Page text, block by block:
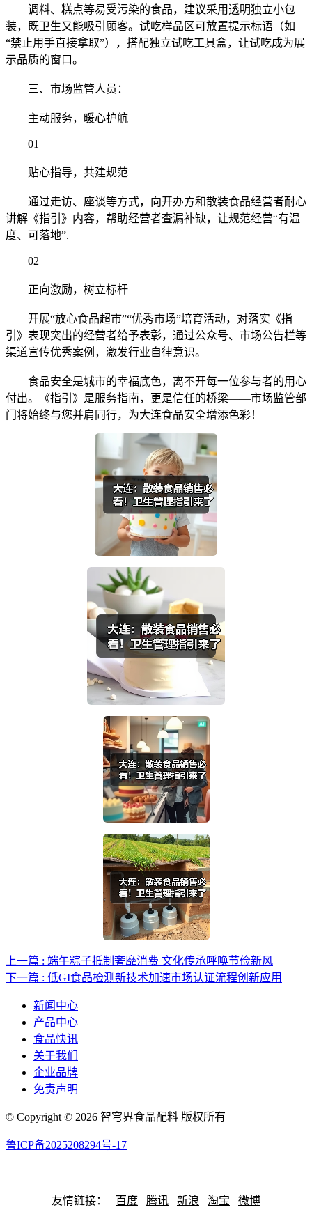
调料、糕点等易受污染的食品，建议采用透明独立小包
装，既卫生又能吸引顾客。试吃样品区可放置提示标语（如
“禁止用手直接拿取”），搭配独立试吃工具盒，让试吃成为展
示品质的窗口。
三、市场监管人员：
主动服务，暖心护航
01
贴心指导，共建规范
通过走访、座谈等方式，向开办方和散装食品经营者耐心
讲解《指引》内容，帮助经营者查漏补缺，让规范经营“有温
度、可落地”.
02
正向激励，树立标杆
开展“放心食品超市”“优秀市场”培育活动，对落实《指
引》表现突出的经营者给予表彰，通过公众号、市场公告栏等
渠道宣传优秀案例，激发行业自律意识。
食品安全是城市的幸福底色，离不开每一位参与者的用心
付出。《指引》是服务指南，更是信任的桥梁——市场监管部
门将始终与您并肩同行，为大连食品安全增添色彩！
上一篇 : 端午粽子抵制奢靡消费 文化传承呼唤节俭新风
下一篇 : 低GI食品检测新技术加速市场认证流程创新应用
新闻中心
产品中心
食品快讯
关于我们
企业品牌
免责声明
© Copyright © 2026 智穹界食品配料 版权所有
鲁ICP备2025208294号-17
友情链接： 百度 腾讯 新浪 淘宝 微博